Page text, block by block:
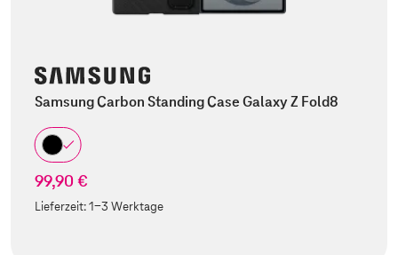
Samsung Carbon Standing Case Galaxy Z Fold8
99,90 €
Lieferzeit:1-3 Werktage